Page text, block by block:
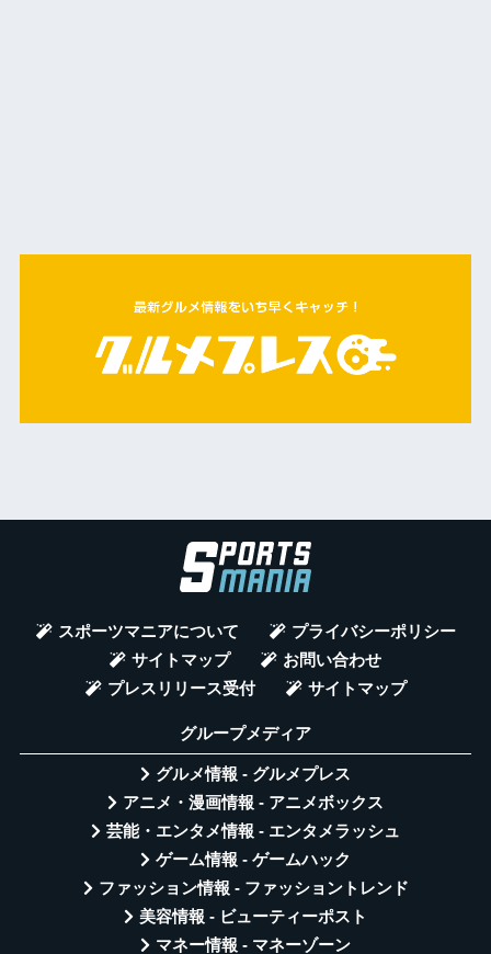
スポーツマニアについて
プライバシーポリシー
サイトマップ
お問い合わせ
プレスリリース受付
サイトマップ
グループメディア
グルメ情報 - グルメプレス
アニメ・漫画情報 - アニメボックス
芸能・エンタメ情報 - エンタメラッシュ
ゲーム情報 - ゲームハック
ファッション情報 - ファッショントレンド
美容情報 - ビューティーポスト
マネー情報 - マネーゾーン